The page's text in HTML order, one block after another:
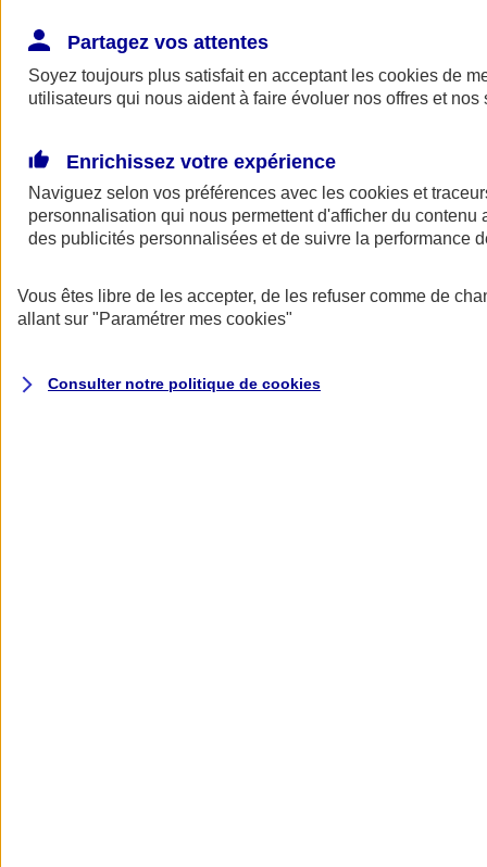
AXA Assurance
Partagez vos attentes
Soyez toujours plus satisfait en acceptant les cookies de
utilisateurs qui nous aident à faire évoluer nos offres et nos
Enrichissez votre expérience
Naviguez selon vos préférences avec les cookies et
personnalisation qui nous permettent d'afficher du contenu
des publicités personnalisées et de suivre la performance
Vous êtes libre de les accepter, de les refuser comme de
allant sur "Paramétrer mes cookies"
Consulter notre politique de cookies